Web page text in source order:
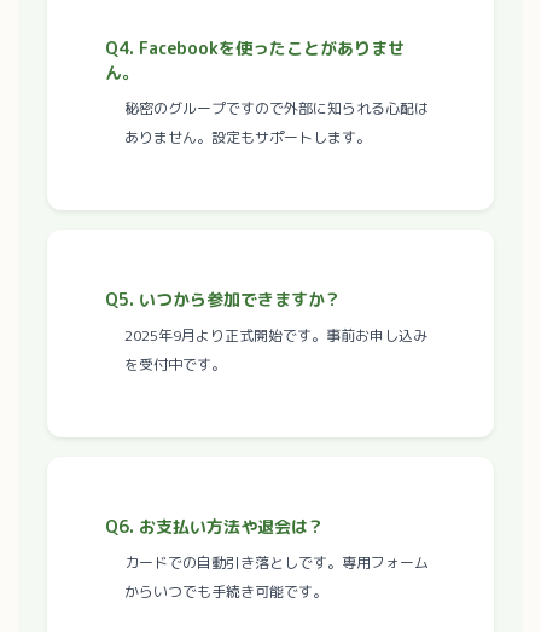
Q4. Facebookを使ったことがありませ
ん。
秘密のグループですので外部に知られる心配は
ありません。設定もサポートします。
Q5. いつから参加できますか？
2025年9月より正式開始です。事前お申し込み
を受付中です。
Q6. お支払い方法や退会は？
カードでの自動引き落としです。専用フォーム
からいつでも手続き可能です。